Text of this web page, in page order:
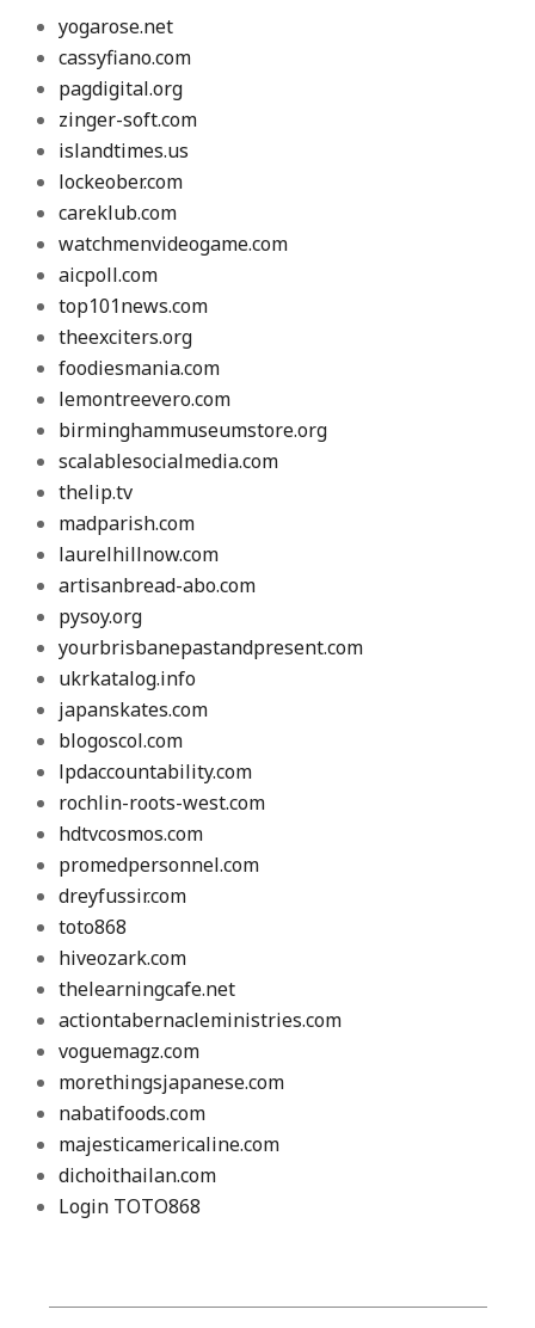
yogarose.net
cassyfiano.com
pagdigital.org
zinger-soft.com
islandtimes.us
lockeober.com
careklub.com
watchmenvideogame.com
aicpoll.com
top101news.com
theexciters.org
foodiesmania.com
lemontreevero.com
birminghammuseumstore.org
scalablesocialmedia.com
thelip.tv
madparish.com
laurelhillnow.com
artisanbread-abo.com
pysoy.org
yourbrisbanepastandpresent.com
ukrkatalog.info
japanskates.com
blogoscol.com
lpdaccountability.com
rochlin-roots-west.com
hdtvcosmos.com
promedpersonnel.com
dreyfussir.com
toto868
hiveozark.com
thelearningcafe.net
actiontabernacleministries.com
voguemagz.com
morethingsjapanese.com
nabatifoods.com
majesticamericaline.com
dichoithailan.com
Login TOTO868